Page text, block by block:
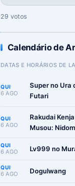
29 votos
Calendário de
DATAS E HORÁRIOS DE
QUI
6 AGO
Super no Ura
Futari
QUI
6 AGO
Rakudai
Musou:
Boukenroku
QUI
6 AGO Lv999 no
QUI
6 AGO Dogulwang